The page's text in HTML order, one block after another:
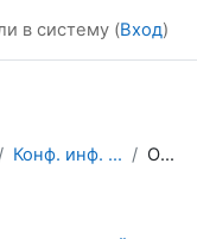
в систему (Вход)
Конф. инф. обр. среды 2 курс Описание